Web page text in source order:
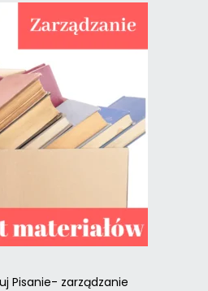
Pisanie- zarządzanie